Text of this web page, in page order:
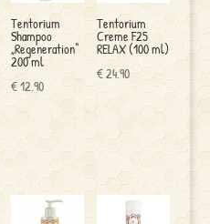
Tentorium
Shampoo
„Regeneration“
200 ml
€12.90
Tentorium
Creme F25
RELAX (100 ml)
€24.90